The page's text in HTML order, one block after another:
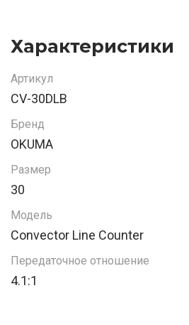
Характеристики
Артикул
CV-30DLB
Бренд
OKUMA
Размер
30
Модель
Convector Line Counter
Передаточное отношение
4.1:1